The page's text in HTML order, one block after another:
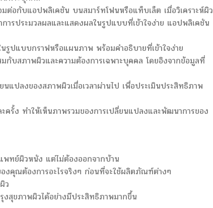
ต่อกับแอปพลิเคชัน บนสมาร์ทโฟนหรือแท็บเล็ต เมื่อวิเคราะห์ผิว
ารประมวลผลและแสดงผลในรูปแบบที่เข้าใจง่าย แอปพลิเคชัน
นรูปแบบกราฟหรือแผนภาพ พร้อมคำอธิบายที่เข้าใจง่าย
บสภาพผิวและความต้องการเฉพาะบุคคล โดยอิงจากข้อมูลที่
แปลงของสภาพผิวเมื่อเวลาผ่านไป เพื่อประเมินประสิทธิภาพ
ครั้ง ทำให้เห็นภาพรวมของการเปลี่ยนแปลงและพัฒนาการของ
พทย์ผิวหนัง แต่ไม่ต้องออกจากบ้าน
งคุณต้องการอะไรจริงๆ ก่อนที่จะใช้ผลิตภัณฑ์ต่างๆ
ว
สุขภาพผิวได้อย่างมีประสิทธิภาพมากขึ้น